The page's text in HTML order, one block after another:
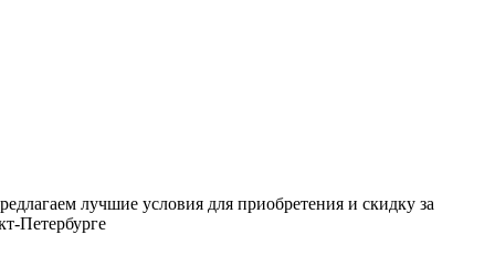
лучшие условия для приобретения и скидку за
Петербурге